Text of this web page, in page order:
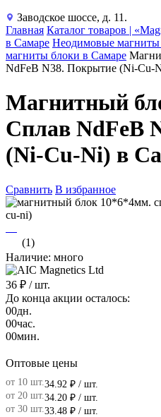
Заводское шоссе, д. 11.
Главная Каталог товаров |
в Самаре Неодимовые магниты
магниты блоки в Самаре
NdFeB N38. Покрытие (Ni-Cu-
Магнитный
Сплав NdFeB
(Ni-Cu-Ni) в
Сравнить В избранное
(1)
Наличие: много
36 ₽ / шт.
До конца акции осталось:
00дн.
00час.
00мин.
Оптовые цены
от 10 шт. 34.92 ₽ / шт.
от 20 шт. 34.20 ₽ / шт.
от 30 шт. 33.48 ₽ / шт.